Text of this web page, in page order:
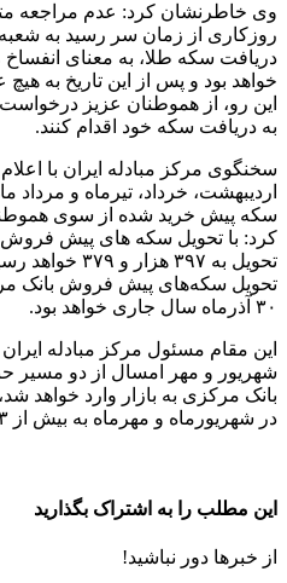
روزکاری از زمان سر رسید به
دریافت سکه طلا، به معنای انفساخ
خواهد بود و پس از این تاریخ به
این رو، از هموطنان عزیز
به دریافت سکه خود اقدام کنند.
سخنگوی مرکز مبادله ایران با
سکه پیش خرید شده از سوی
کرد: با تحویل سکه های پیش فروش
تحویل به ۳۹۷
۳۰ آذرماه سال جاری خواهد بود.
این مقام مسئول مرکز مبادله ایران
شهریور و مهر امسال از دو مسیر
بانک مرکزی به بازار وارد خواهد
در شهریورماه و مهرماه به بیش از ۱۳۳ هزار قطعه خواهد رسید.
این مطلب را به اشتراک بگذارید
از خبرها دور نباشید!